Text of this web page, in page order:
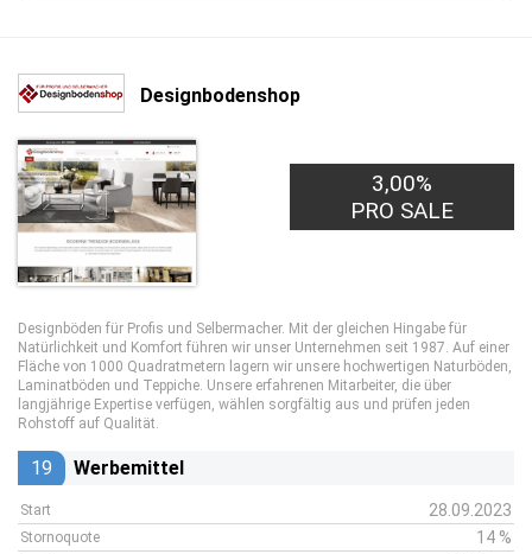
Designbodenshop
3,00%
PRO SALE
Designböden für Profis und Selbermacher. Mit der gleichen Hingabe für
Natürlichkeit und Komfort führen wir unser Unternehmen seit 1987. Auf einer
Fläche von 1000 Quadratmetern lagern wir unsere hochwertigen Naturböden,
Laminatböden und Teppiche. Unsere erfahrenen Mitarbeiter, die über
langjährige Expertise verfügen, wählen sorgfältig aus und prüfen jeden
Rohstoff auf Qualität.
19 Werbemittel
Start 28.09.2023
Stornoquote 14 %